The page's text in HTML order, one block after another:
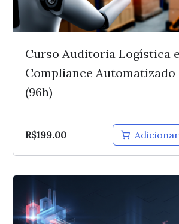
Curso Auditoria Logística e
Compliance Automatizado
(96h)
R$199.00